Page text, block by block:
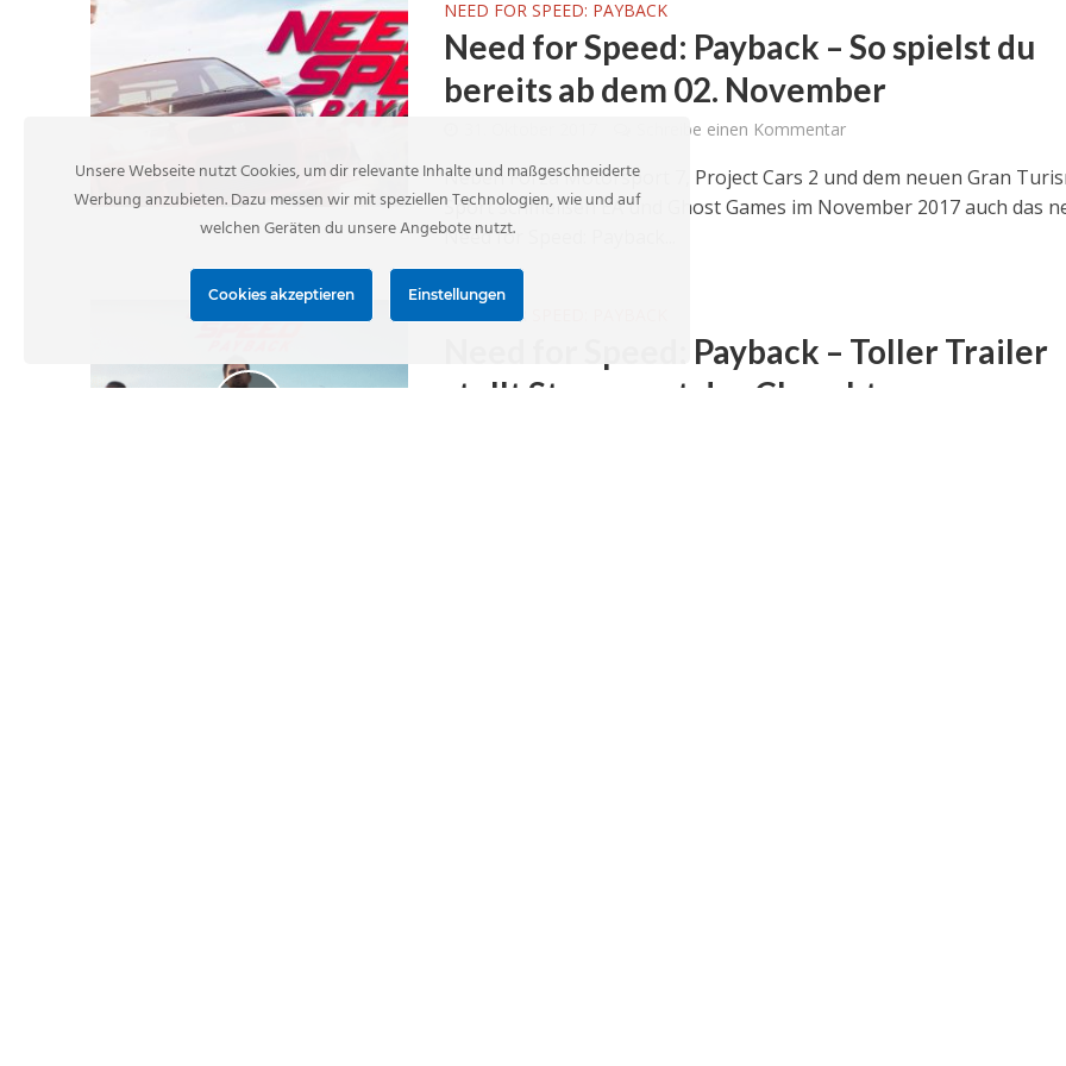
NEED FOR SPEED: PAYBACK
Need for Speed: Payback – So spielst du
bereits ab dem 02. November
Schreibe einen Kommentar
Neben Forza Motorsport 7, Project Cars 2 und dem neuen Gran
Sport schmeißen EA und Ghost Games im November 2017 auch das
Need for Speed: Payback...
NEED FOR SPEED: PAYBACK
Need for Speed: Payback – Toller Trailer
stellt Story samt der Charaktere vor
Unsere Webseite nutzt Cookies, um dir relevante Inhalte und maßgeschneiderte
Werbung anzubieten. Dazu messen wir mit speziellen Technologien, wie und auf
welchen Geräten du unsere Angebote nutzt.
Cookies akzeptieren Einstellungen